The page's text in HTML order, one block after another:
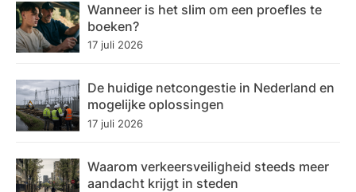
Wanneer is het slim om een proefles te
boeken?
17 juli 2026
De huidige netcongestie in Nederland en
mogelijke oplossingen
17 juli 2026
Waarom verkeersveiligheid steeds meer
aandacht krijgt in steden